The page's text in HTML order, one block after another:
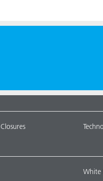
White